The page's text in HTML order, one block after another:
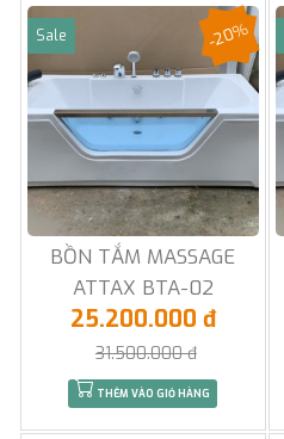
Sale
BỒN TẮM MASSAGE
ATTAX BTA-02
-20%
25.200.000 đ
31.500.000 đ
THÊM VÀO GIỎ HÀNG